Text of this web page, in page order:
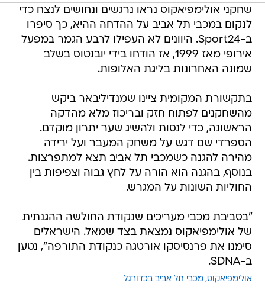
שחקני אולימפיאקוס נראו נרגשים ונחושים לנצח כדי
לנקום במכבי תל אביב על ההדחה ההיא, כך סיפרו
ב-Sport24. היוונים לא העפילו לרבע הגמר במפעל
אירופי מאז 1999, אז הודחו בידי יובנטוס בשלב
שמונה האחרונות בליגת האלופות.
בתקשורת המקומית ציינו שמנדיליבאר ביקש
מהשחקנים לפתוח חזק ובריכוז מלא מהדקה
הראשונה, כדי לנסות ולהשיג שער יתרון מוקדם.
הספרדי שם דגש על משחק המעבר ועל ירידה
מהירה להגנה כשמכבי תל אביב תצא למתפרצות.
בנוסף, בהגנה הוא הורה על לחץ גבוה וצפיפות בין
החוליות השונות על המגרש.
"בסביבת מכבי מעריכים שנקודת החולשה ההגנתית
של אולימפיאקוס נמצאת בצד שמאל. הישראלים
סימנו את פרנסיסקו אורטגה כנקודת התורפה", נטען
ב-SDNA.
אולימפיאקוס מכבי תל אביב בכדורגל